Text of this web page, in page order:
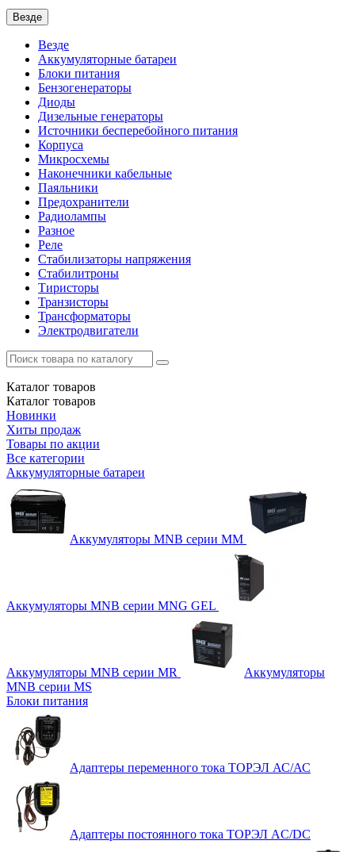
Везде
Везде
Аккумуляторные батареи
Блоки питания
Бензогенераторы
Диоды
Дизельные генераторы
Источники бесперебойного питания
Корпуса
Микросхемы
Наконечники кабельные
Паяльники
Предохранители
Радиолампы
Разное
Реле
Стабилизаторы напряжения
Стабилитроны
Тиристоры
Транзисторы
Трансформаторы
Электродвигатели
Каталог товаров
Каталог товаров
Новинки
Хиты продаж
Товары по акции
Все категории
Аккумуляторные батареи
Аккумуляторы MNB серии MM
Аккумуляторы MNB серии MNG GEL
Аккумуляторы MNB серии MR
Аккумуляторы
MNB серии MS
Блоки питания
Адаптеры переменного тока ТОРЭЛ АС/АС
Адаптеры постоянного тока ТОРЭЛ AC/DC